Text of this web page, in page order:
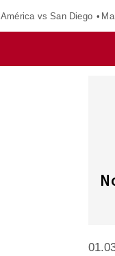
América vs San Diego